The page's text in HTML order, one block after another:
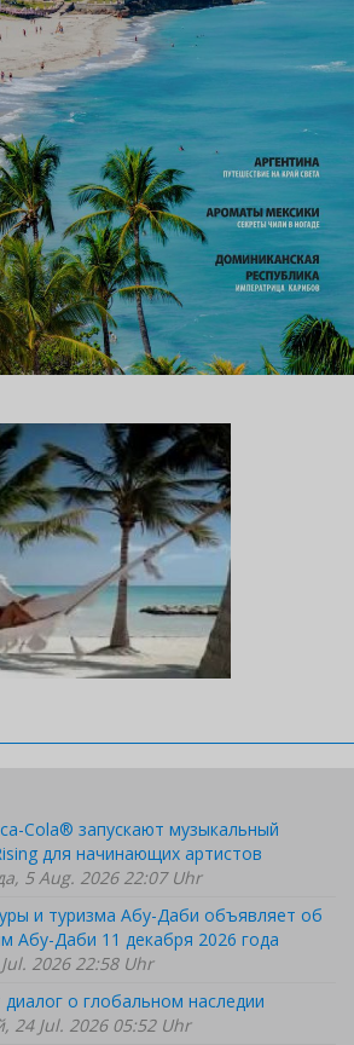
Cola® запускают музыкальный
для начинающих артистов
5 Aug. 2026 22:07 Uhr
и туризма Абу-Даби объявляет об
Абу-Даби 11 декабря 2026 года
2026 22:58 Uhr
о глобальном наследии
Jul. 2026 05:52 Uhr